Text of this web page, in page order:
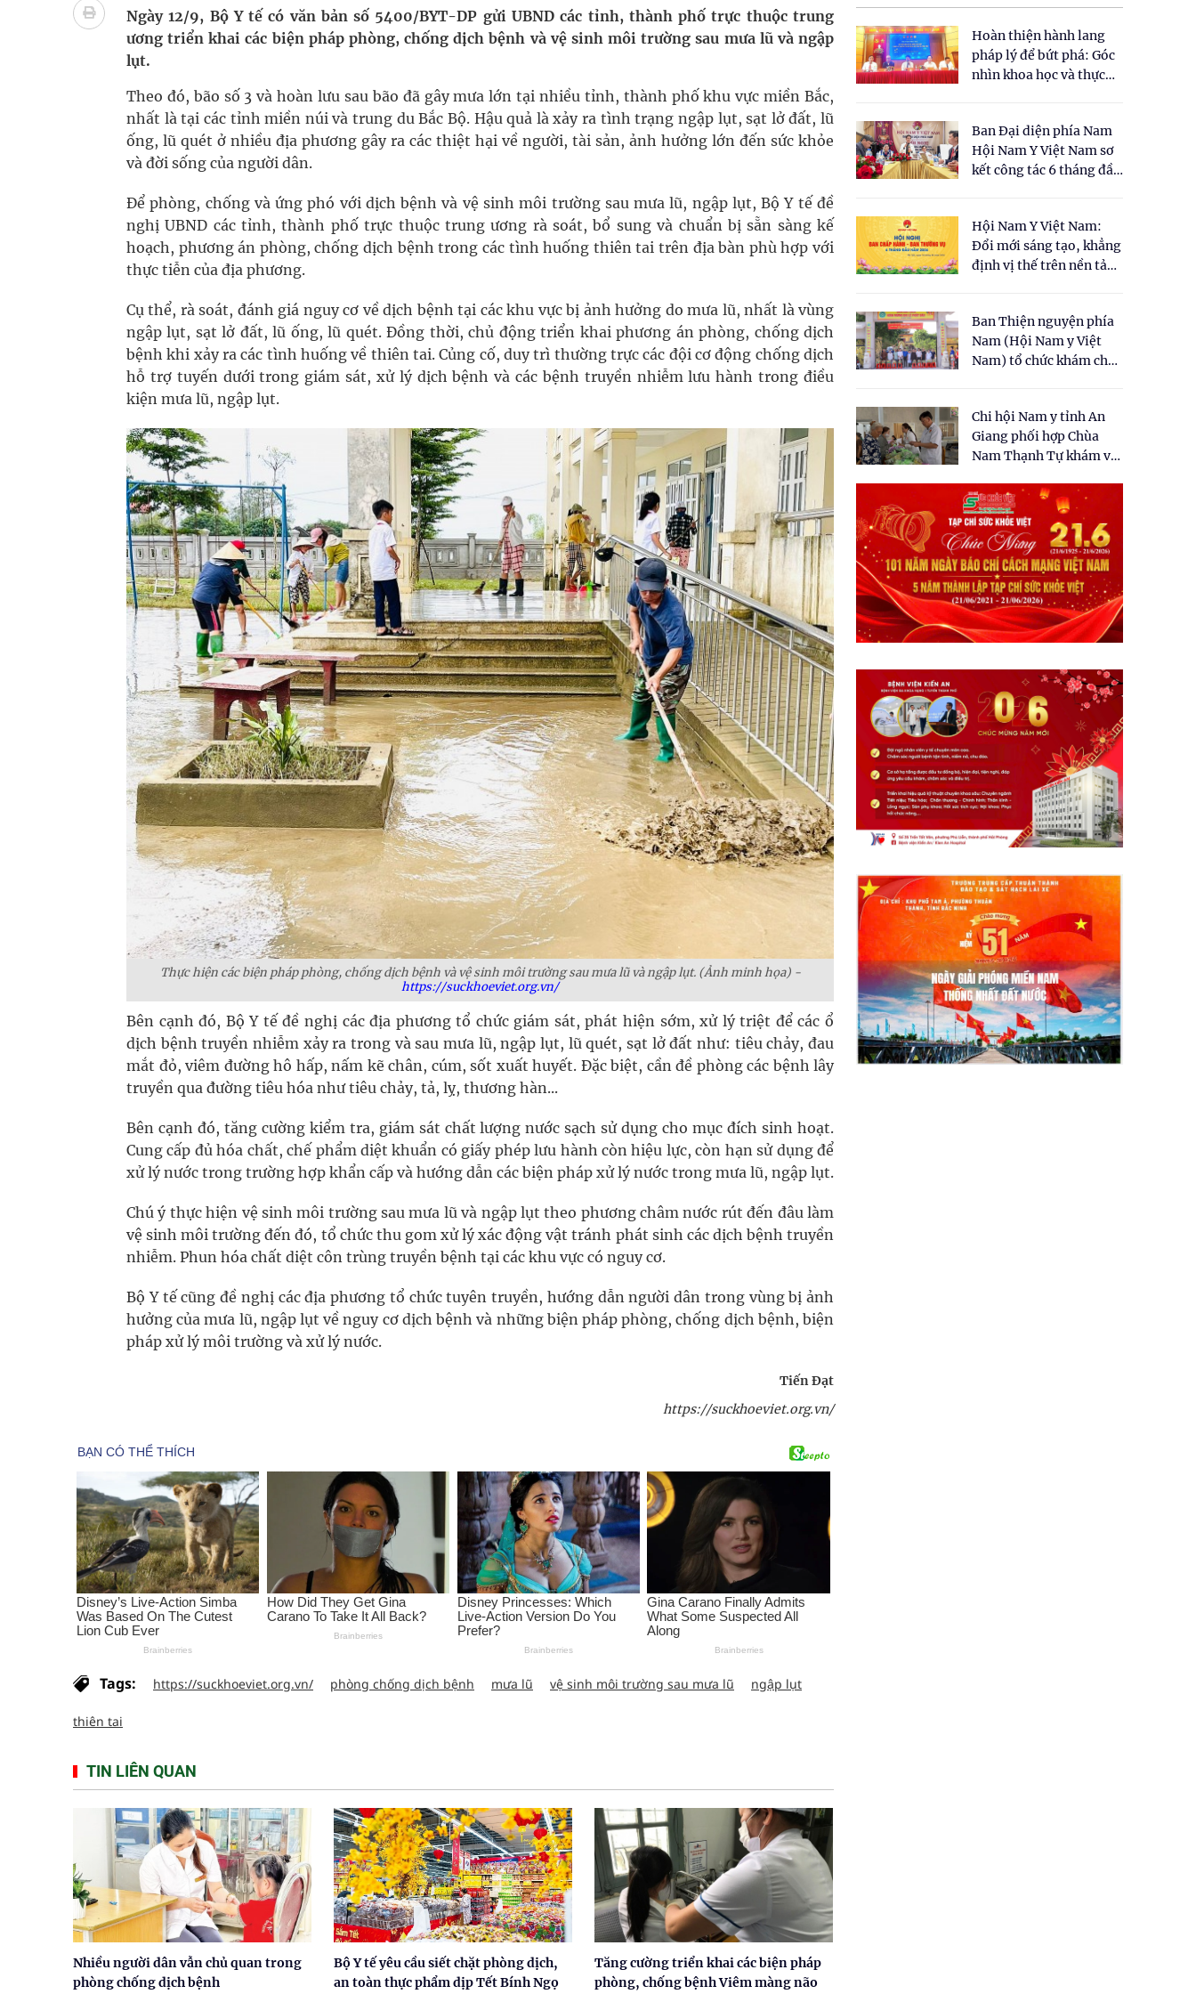
Súp lơ xanh mang đến hy vọng mới trong phòng ngừa ung thư
Tác Dụng Chống Kết Tập Tiểu Cầu Và Chống Đông Máu Của Các Loài Nhân Sâm (Panax Spp.): Tổng
Quan Bằng Chứng Dược Lý Và Cơ Chế Phân Tử
Cách âm nhạc trị liệu được “đo ni đóng giày”
Dự báo thời tiết ngày 08/8/2026: Bắc Bộ nắng nóng, nhiệt độ cao nhất 35 độ
Ngày 12/9, Bộ Y tế có văn bản số 5400/BYT-DP gửi UBND các tỉnh, thành phố trực thuộc trung
ương triển khai các biện pháp phòng, chống dịch bệnh và vệ sinh môi trường sau mưa lũ và ngập
lụt.
Theo đó, bão số 3 và hoàn lưu sau bão đã gây mưa lớn tại nhiều tỉnh, thành phố khu vực miền Bắc,
nhất là tại các tỉnh miền núi và trung du Bắc Bộ. Hậu quả là xảy ra tình trạng ngập lụt, sạt lở đất, lũ
ống, lũ quét ở nhiều địa phương gây ra các thiệt hại về người, tài sản, ảnh hưởng lớn đến sức khỏe
và đời sống của người dân.
Để phòng, chống và ứng phó với dịch bệnh và vệ sinh môi trường sau mưa lũ, ngập lụt, Bộ Y tế đề
nghị UBND các tỉnh, thành phố trực thuộc trung ương rà soát, bổ sung và chuẩn bị sẵn sàng kế
hoạch, phương án phòng, chống dịch bệnh trong các tình huống thiên tai trên địa bàn phù hợp với
thực tiễn của địa phương.
Cụ thể, rà soát, đánh giá nguy cơ về dịch bệnh tại các khu vực bị ảnh hưởng do mưa lũ, nhất là vùng
ngập lụt, sạt lở đất, lũ ống, lũ quét. Đồng thời, chủ động triển khai phương án phòng, chống dịch
bệnh khi xảy ra các tình huống về thiên tai. Củng cố, duy trì thường trực các đội cơ động chống dịch
hỗ trợ tuyến dưới trong giám sát, xử lý dịch bệnh và các bệnh truyền nhiễm lưu hành trong điều
kiện mưa lũ, ngập lụt.
Thực hiện các biện pháp phòng, chống dịch bệnh và vệ sinh môi trường sau mưa lũ và ngập lụt. (Ảnh minh họa) -
https://suckhoeviet.org.vn/
Bên cạnh đó, Bộ Y tế đề nghị các địa phương tổ chức giám sát, phát hiện sớm, xử lý triệt để các ổ
dịch bệnh truyền nhiễm xảy ra trong và sau mưa lũ, ngập lụt, lũ quét, sạt lở đất như: tiêu chảy, đau
mắt đỏ, viêm đường hô hấp, nấm kẽ chân, cúm, sốt xuất huyết. Đặc biệt, cần đề phòng các bệnh lây
truyền qua đường tiêu hóa như tiêu chảy, tả, lỵ, thương hàn...
Bên cạnh đó, tăng cường kiểm tra, giám sát chất lượng nước sạch sử dụng cho mục đích sinh hoạt.
Cung cấp đủ hóa chất, chế phẩm diệt khuẩn có giấy phép lưu hành còn hiệu lực, còn hạn sử dụng để
xử lý nước trong trường hợp khẩn cấp và hướng dẫn các biện pháp xử lý nước trong mưa lũ, ngập lụt.
Chú ý thực hiện vệ sinh môi trường sau mưa lũ và ngập lụt theo phương châm nước rút đến đâu làm
vệ sinh môi trường đến đó, tổ chức thu gom xử lý xác động vật tránh phát sinh các dịch bệnh truyền
nhiễm. Phun hóa chất diệt côn trùng truyền bệnh tại các khu vực có nguy cơ.
Bộ Y tế cũng đề nghị các địa phương tổ chức tuyên truyền, hướng dẫn người dân trong vùng bị ảnh
hưởng của mưa lũ, ngập lụt về nguy cơ dịch bệnh và những biện pháp phòng, chống dịch bệnh, biện
pháp xử lý môi trường và xử lý nước.
Tiến Đạt
https://suckhoeviet.org.vn/
Tags: https://suckhoeviet.org.vn/ phòng chống dịch bệnh mưa lũ vệ sinh môi trường sau mưa lũ ngập lụt
thiên tai
TIN LIÊN QUAN
Nhiều người dân vẫn chủ quan trong
phòng chống dịch bệnh
Bộ Y tế yêu cầu siết chặt phòng dịch,
an toàn thực phẩm dịp Tết Bính Ngọ
Tăng cường triển khai các biện pháp
phòng, chống bệnh Viêm màng não
Hoàn thiện hành lang
pháp lý để bứt phá: Góc
nhìn khoa học và thực
cho Luật Y dược cổ
truyền Việt Nam"
Ban Đại diện phía Nam
Hội Nam Y Việt Nam sơ
kết công tác 6 tháng đầu
Hội Nam Y Việt Nam:
Đổi mới sáng tạo, khẳng
định vị thế trên nền tảng
Ban Thiện nguyện phía
Nam (Hội Nam y Việt
Nam) tổ chức khám chữa
dân tại xã Tân Tập
Chi hội Nam y tỉnh An
Giang phối hợp Chùa
Nam Thạnh Tự khám và
nhân dân